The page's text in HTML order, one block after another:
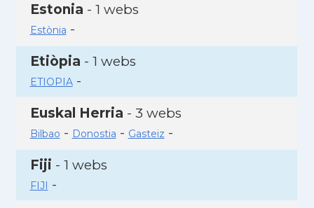
Estonia - 1 webs
Estònia -
Etiòpia - 1 webs
ETIOPIA-
Euskal Herria - 3 webs
Bilbao - Donostia - Gasteiz -
Fiji - 1 webs
FIJI -